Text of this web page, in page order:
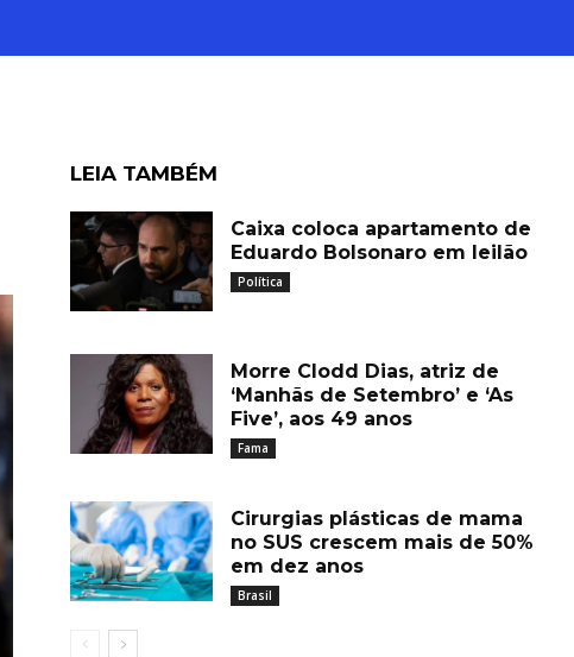
LEIA TAMBÉM
Caixa coloca apartamento de
Eduardo Bolsonaro em leilão
Política
Morre Clodd Dias, atriz de
‘Manhãs de Setembro’ e ‘As
Five’, aos 49 anos
Fama
Cirurgias plásticas de mama
no SUS crescem mais de 50%
em dez anos
Brasil